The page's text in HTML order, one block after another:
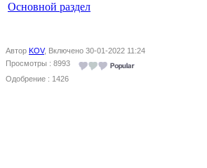
Основной раздел
Автор KOV, Включено 30-01-2022 11:24
Просмотры : 8993
Одобрение : 1426